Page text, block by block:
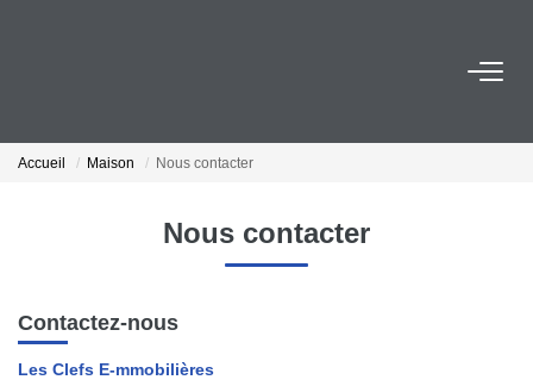
VENDRE
Accueil Maison Nous contacter
Nous contacter
Contactez-nous
Les Clefs E-mmobilières